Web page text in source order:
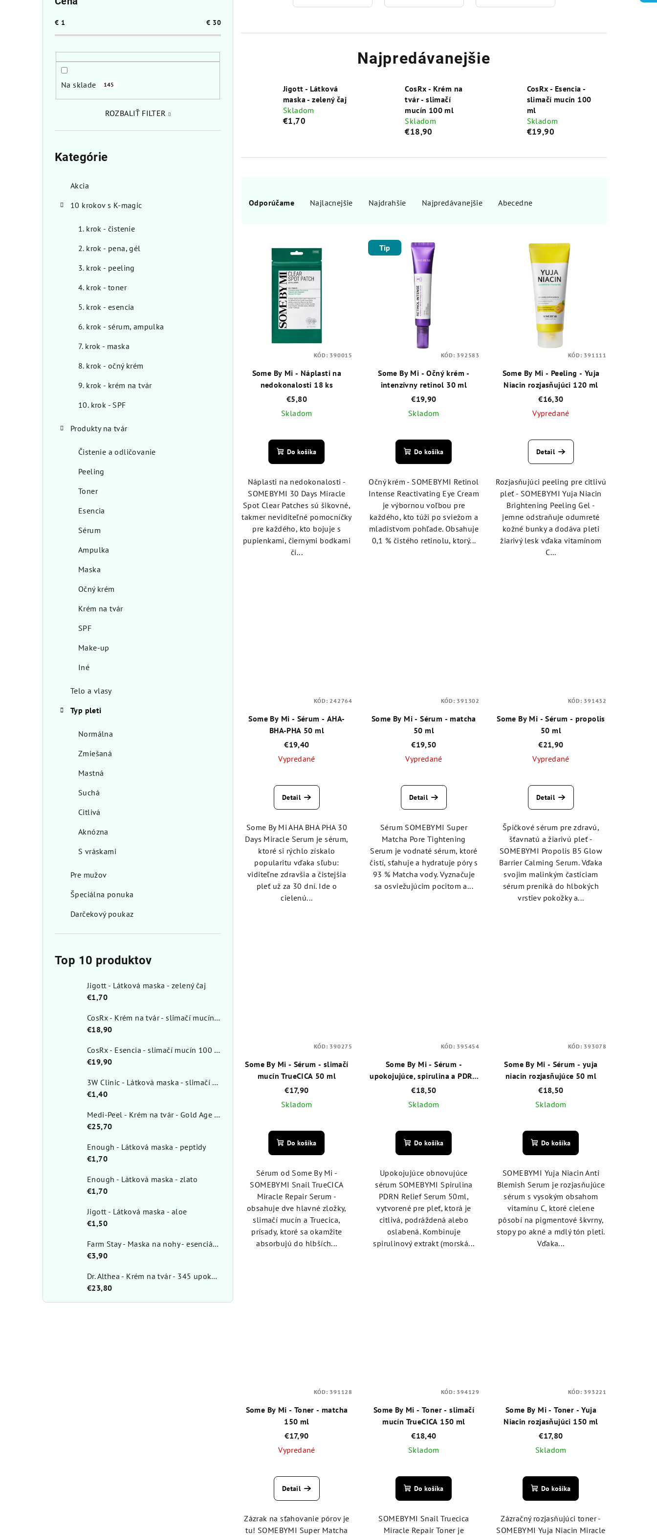
€ 1 € 30
Na sklade 145
ROZBALIŤ FILTER
Kategórie
Akcia
10 krokov s K-magic
1. krok - čistenie
2. krok - pena, gél
3. krok - peeling
4. krok - toner
5. krok - esencia
6. krok - sérum, ampulka
7. krok - maska
8. krok - očný krém
9. krok - krém na tvár
10. krok - SPF
Produkty na tvár
Čistenie a odličovanie
Peeling
Toner
Esencia
Sérum
Ampulka
Maska
Očný krém
Krém na tvár
SPF
Make-up
Iné
Telo a vlasy
Typ pleti
Normálna
Zmiešaná
Mastná
Suchá
Citlivá
Aknózna
S vráskami
Pre mužov
Špeciálna ponuka
Darčekový poukaz
Top 10 produktov
Jigott - Látková maska - zelený čaj
€1,70
CosRx - Krém na tvár - slimačí mucín 100 ml
€18,90
CosRx - Esencia - slimačí mucín 100 ml
€19,90
3W Clinic - Látková maska - slimačí mucín
€1,40
Medi-Peel - Krém na tvár - Gold Age Tox 50 ml
€25,70
Enough - Látková maska - peptidy
€1,70
Enough - Látková maska - zlato
€1,70
Jigott - Látková maska - aloe
€1,50
Farm Stay - Maska na nohy - esenciálna
€3,90
Dr. Althea - Krém na tvár - 345 upokojujúci 50 ml
€23,80
Najpredávanejšie
Jigott - Látková
maska - zelený čaj
Skladom
€1,70
CosRx - Krém na
tvár - slimačí
mucín 100 ml
Skladom
€18,90
CosRx - Esencia -
slimačí mucín 100
ml
Skladom
€19,90
aOdporúčame Najlacnejšie Najdrahšie Najpredávanejšie Abecedne
v
Some By Mi - Náplasti na
nedokonalosti 18 ks
€5,80
Skladom
hodnotenie
produktu
je
4,8
z
5
hviezdičiek.
Do košíka
Náplasti na nedokonalosti -
SOMEBYMI 30 Days Miracle
Spot Clear Patches sú šikovné,
takmer neviditeľné pomocníčky
pre každého, kto bojuje s
pupienkami, čiernymi bodkami
či...
KÓD: 390015
Tip
Some By Mi - Očný krém -
intenzívny retinol 30 ml
€19,90
Skladom
hodnotenie
produktu
je
4,8
z
hviezdičiek.
Do košíka
Očný krém - SOMEBYMI Retinol
Intense Reactivating Eye Cream
je výbornou voľbou pre
každého, kto túži po sviežom a
mladistvom pohľade. Obsahuje
0,1 % čistého retinolu, ktorý...
KÓD: 392583
Some By Mi - Peeling - Yuja
Niacin rozjasňujúci 120 ml
€16,30
Vypredané
hodnotenie
produktu
je
4,5
z
5
hviezdičiek.
Detail
Rozjasňujúci peeling pre citlivú
pleť - SOMEBYMI Yuja Niacin
Brightening Peeling Gel -
jemne odstraňuje odumreté
kožné bunky a dodáva pleti
žiarivý lesk vďaka vitamínom
C...
KÓD: 391111
Some By Mi - Sérum - AHA-
BHA-PHA 50 ml
€19,40
Vypredané
hodnotenie
produktu
je
5,0
5
hviezdičiek.
Detail
Some By Mi AHA BHA PHA 30
Days Miracle Serum je sérum,
ktoré si rýchlo získalo
popularitu vďaka sľubu:
viditeľne zdravšia a čistejšia
pleť už za 30 dní. Ide o
cielenú...
KÓD: 242764
Some By Mi - Sérum - matcha
50 ml
€19,50
Vypredané
hodnotenie
produktu
je
4,6
z
5
hviezdičiek.
Detail
Sérum SOMEBYMI Super
Matcha Pore Tightening
Serum je vodnaté sérum, ktoré
čistí, sťahuje a hydratuje póry s
93 % Matcha vody. Vyznačuje
sa osviežujúcim pocitom a...
KÓD: 391302
Some By Mi - Sérum - propolis
50 ml
€21,90
Vypredané
hodnotenie
produktu
je
z
hviezdičiek.
Detail
Špičkové sérum pre zdravú,
šťavnatú a žiarivú pleť -
SOMEBYMI Propolis B5 Glow
Barrier Calming Serum. Vďaka
svojim malinkým časticiam
sérum preniká do hlbokých
vrstiev pokožky a...
KÓD: 391432
Some By Mi - Sérum - slimačí
mucín TrueCICA 50 ml
€17,90
Skladom
hodnotenie
produktu
je
hviezdičiek.
Do košíka
Sérum od Some By Mi -
SOMEBYMI Snail TrueCICA
Miracle Repair Serum -
obsahuje dve hlavné zložky,
slimačí mucín a Truecica,
prísady, ktoré sa okamžite
absorbujú do hlbších...
KÓD: 390275
Some By Mi - Sérum -
upokojujúce, spirulina a PDRN
50 ml
€18,50
Skladom
hodnotenie
produktu
je
5,0
z
5
hviezdičiek.
Do košíka
Upokojujúce obnovujúce
sérum SOMEBYMI Spirulina
PDRN Relief Serum 50ml,
vytvorené pre pleť, ktorá je
citlivá, podráždená alebo
oslabená. Kombinuje
spirulinový extrakt (morská...
KÓD: 395454
Some By Mi - Sérum - yuja
niacin rozjasňujúce 50 ml
€18,50
Skladom
hodnotenie
produktu
je
5,0
z
5
hviezdičiek.
Do košíka
SOMEBYMI Yuja Niacin Anti
Blemish Serum je rozjasňujúce
sérum s vysokým obsahom
vitamínu C, ktoré cielene
pôsobí na pigmentové škvrny,
stopy po akné a mdlý tón pleti.
Vďaka...
KÓD: 393078
Some By Mi - Toner - matcha
150 ml
€17,90
Vypredané
hodnotenie
produktu
je
z
Detail
Zázrak na sťahovanie pórov je
tu! SOMEBYMI Super Matcha
KÓD: 391128
Some By Mi - Toner - slimačí
mucín TrueCICA 150 ml
€18,40
Skladom
hodnotenie
produktu
je
5,0
Do košíka
SOMEBYMI Snail Truecica
Miracle Repair Toner je
KÓD: 394129
Some By Mi - Toner - Yuja
Niacin rozjasňujúci 150 ml
€17,80
Skladom
hodnotenie
produktu
je
4,4
Do košíka
Zázračný rozjasňujúci toner -
SOMEBYMI Yuja Niacin Miracle
KÓD: 393221